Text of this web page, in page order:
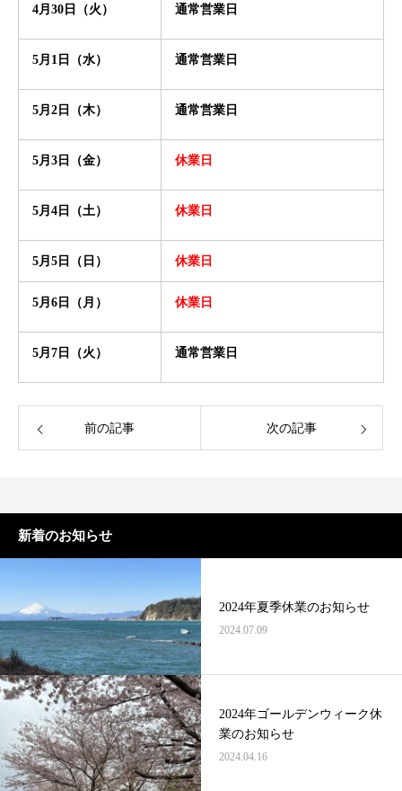
4月30日（火） 通常営業日
5月1日（水） 通常営業日
5月2日（木） 通常営業日
5月3日（金） 休業日
5月4日（土） 休業日
5月5日（日） 休業日
5月6日（月） 休業日
5月7日（火） 通常営業日
前の記事 次の記事
新着のお知らせ
2024年夏季休業のお知らせ
2024.07.09
2024年ゴールデンウィーク休
業のお知らせ
2024.04.16